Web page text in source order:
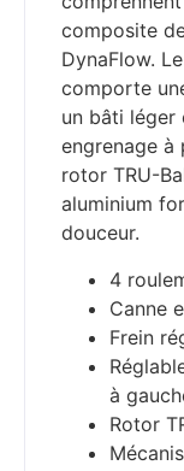
composite
DynaFlow.
comporte
un bâti léger
engrenage à
rotor TRU-
aluminium
douceur.
4
Canne
Frein
à
Rotor